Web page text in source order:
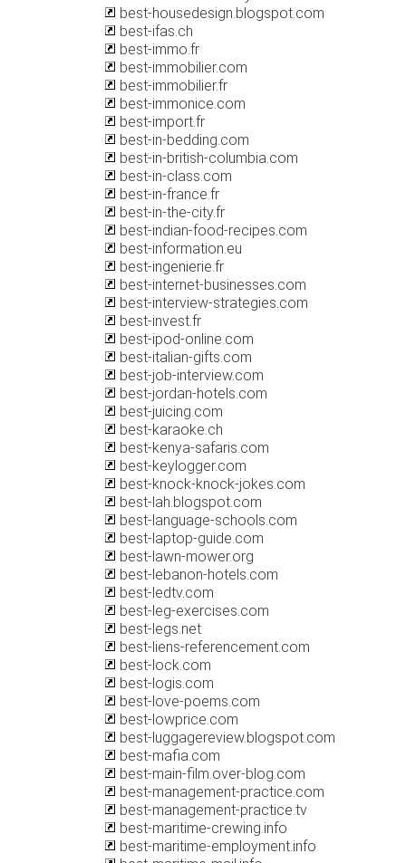
best-housedesign.blogspot.com
best-ifas.ch
best-immo.fr
best-immobilier.com
best-immobilier.fr
best-immonice.com
best-import.fr
best-in-bedding.com
best-in-british-columbia.com
best-in-class.com
best-in-france.fr
best-in-the-city.fr
best-indian-food-recipes.com
best-information.eu
best-ingenierie.fr
best-internet-businesses.com
best-interview-strategies.com
best-invest.fr
best-ipod-online.com
best-italian-gifts.com
best-job-interview.com
best-jordan-hotels.com
best-juicing.com
best-karaoke.ch
best-kenya-safaris.com
best-keylogger.com
best-knock-knock-jokes.com
best-lah.blogspot.com
best-language-schools.com
best-laptop-guide.com
best-lawn-mower.org
best-lebanon-hotels.com
best-ledtv.com
best-leg-exercises.com
best-legs.net
best-liens-referencement.com
best-lock.com
best-logis.com
best-love-poems.com
best-lowprice.com
best-luggagereview.blogspot.com
best-mafia.com
best-main-film.over-blog.com
best-management-practice.com
best-management-practice.tv
best-maritime-crewing.info
best-maritime-employment.info